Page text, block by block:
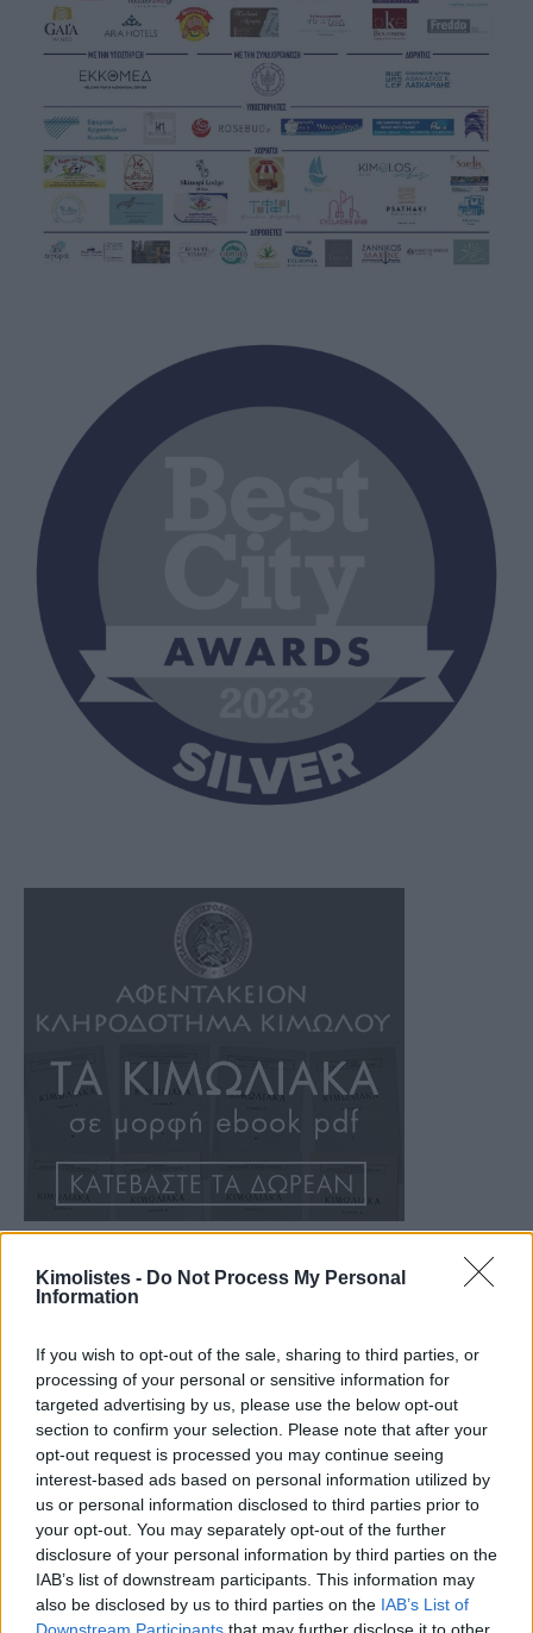
Kimolistes - Do Not Process My Personal
Information
If you wish to opt-out of the sale, sharing to third parties, or
processing of your personal or sensitive information for
targeted advertising by us, please use the below opt-out
section to confirm your selection. Please note that after your
opt-out request is processed you may continue seeing
interest-based ads based on personal information utilized by
us or personal information disclosed to third parties prior to
your opt-out. You may separately opt-out of the further
disclosure of your personal information by third parties on the
IAB’s list of downstream participants. This information may
also be disclosed by us to third parties on the IAB’s List of
Downstream Participants that may further disclose it to other